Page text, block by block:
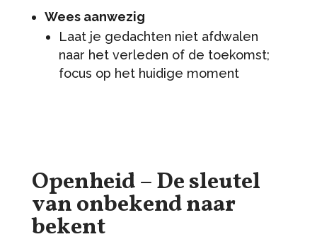
Wees aanwezig
Laat je gedachten niet afdwalen
naar het verleden of de toekomst;
focus op het huidige moment
Openheid – De sleutel
van onbekend naar
bekent